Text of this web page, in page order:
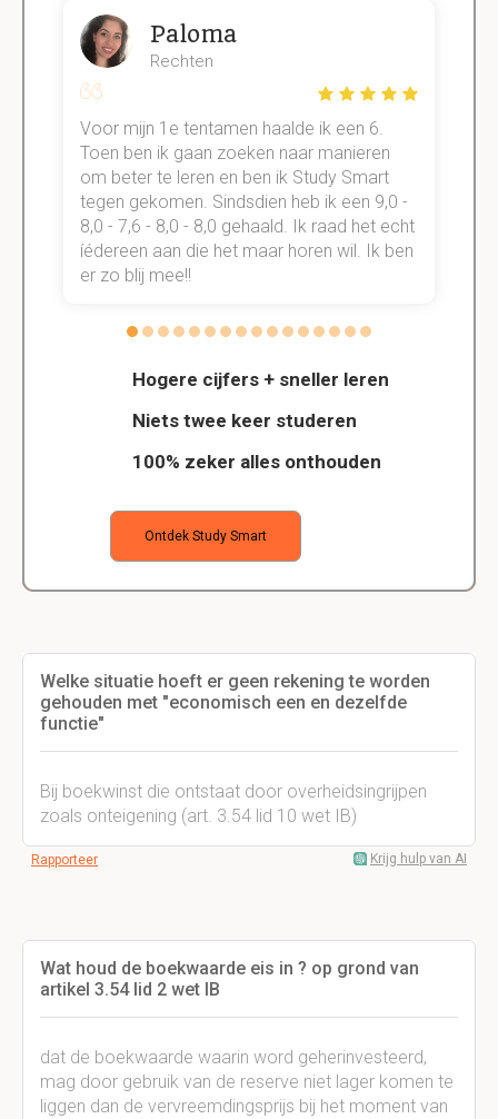
Hogere cijfers + sneller leren
Niets twee keer studeren
100% zeker alles onthouden
Ontdek Study Smart
Paloma
Rechten
Voor mijn 1e tentamen haalde ik een 6.
Toen ben ik gaan zoeken naar manieren
om beter te leren en ben ik Study Smart
tegen gekomen. Sindsdien heb ik een 9,0 -
8,0 - 7,6 - 8,0 - 8,0 gehaald. Ik raad het echt
íédereen aan die het maar horen wil. Ik ben
er zo blij mee!!
Welke situatie hoeft er geen rekening te worden
gehouden met "economisch een en dezelfde
functie"
Bij boekwinst die ontstaat door overheidsingrijpen
zoals onteigening (art. 3.54 lid 10 wet IB)
Rapporteer Krijg hulp van AI
Wat houd de boekwaarde eis in ? op grond van
artikel 3.54 lid 2 wet IB
dat de boekwaarde waarin word geherinvesteerd,
mag door gebruik van de reserve niet lager komen te
liggen dan de vervreemdingsprijs bij het moment van